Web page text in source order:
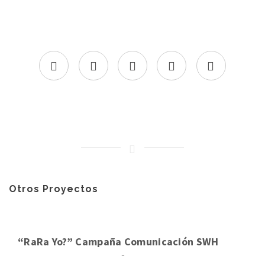
Otros Proyectos
“RaRa Yo?” Campaña Comunicación SWH